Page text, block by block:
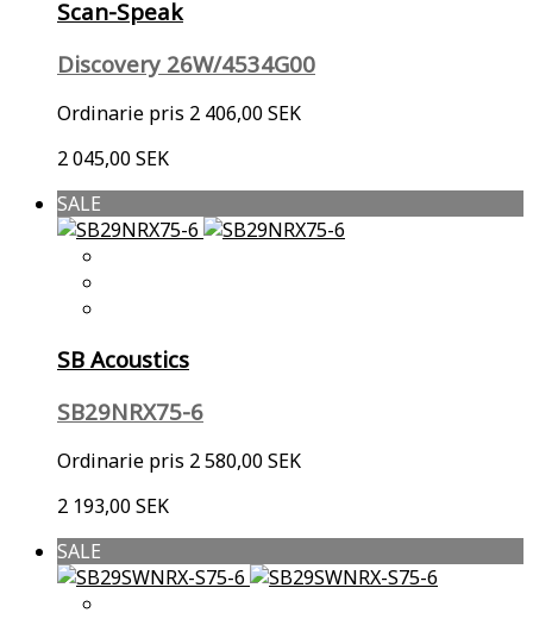
Scan-Speak
Discovery 26W/4534G00
Ordinarie pris 2 406,00 SEK
2 045,00 SEK
SALE
SB Acoustics
SB29NRX75-6
Ordinarie pris 2 580,00 SEK
2 193,00 SEK
SALE